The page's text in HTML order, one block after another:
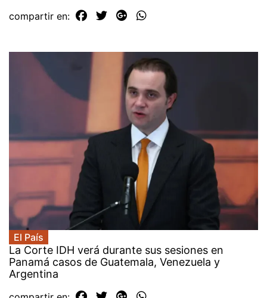
compartir en:
El País
La Corte IDH verá durante sus sesiones en
Panamá casos de Guatemala, Venezuela y
Argentina